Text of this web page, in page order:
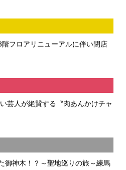
階フロアリニューアルに伴い閉店
芸人が絶賛する〝肉あんかけチャ
御神木！？～聖地巡りの旅～練馬